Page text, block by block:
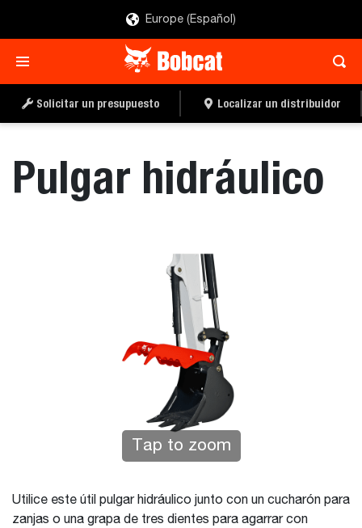
Europe (Español)
Solicitar un presupuesto Localizar un distribuidor
Pulgar hidráulico
Tap to zoom
Utilice este útil pulgar hidráulico junto con un cucharón para
zanjas o una grapa de tres dientes para agarrar con
LOCALIZAR UN